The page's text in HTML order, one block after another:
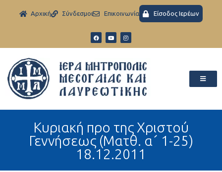
Aρχική Σύνδεσμοι Eπικοινωνία Είσοδος Ιερέων
Κυριακή προ της Χριστού
Γεννήσεως (Ματθ. α´ 1-25)
18.12.2011